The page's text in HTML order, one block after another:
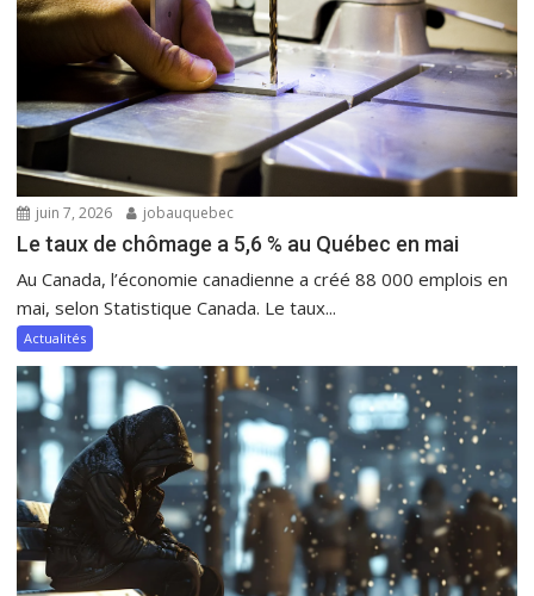
juin 7, 2026 jobauquebec
Le taux de chômage a 5,6 % au Québec en mai
Au Canada, l’économie canadienne a créé 88 000 emplois en
mai, selon Statistique Canada. Le taux...
Actualités